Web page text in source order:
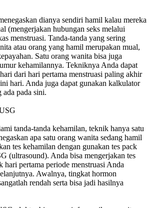
dianya sendiri hamil kalau mereka
(mengerjakan hubungan seks melalui
menstruasi. Tanda-tanda yang sering
atau orang yang hamil merupakan mual,
Satu orang wanita bisa juga
kehamilannya. Tekniknya Anda dapat
dari hari pertama menstruasi paling akhir
hari. Anda juga dapat gunakan kalkulator
pada sini.
tanda-tanda kehamilan, teknik hanya satu
apa satu orang wanita sedang hamil
tes kehamilan dengan gunakan tes pack
(ultrasound). Anda bisa mengerjakan tes
hari pertama periode menstruasi Anda
Awalnya, tingkat hormon
rendah serta bisa jadi hasilnya